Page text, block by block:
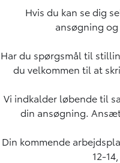
Hvis du kan se dig
ansøgning og
Har du spørgsmål til
du velkommen til at
Vi indkalder løbende til
din ansøgning.
Din kommende
12-